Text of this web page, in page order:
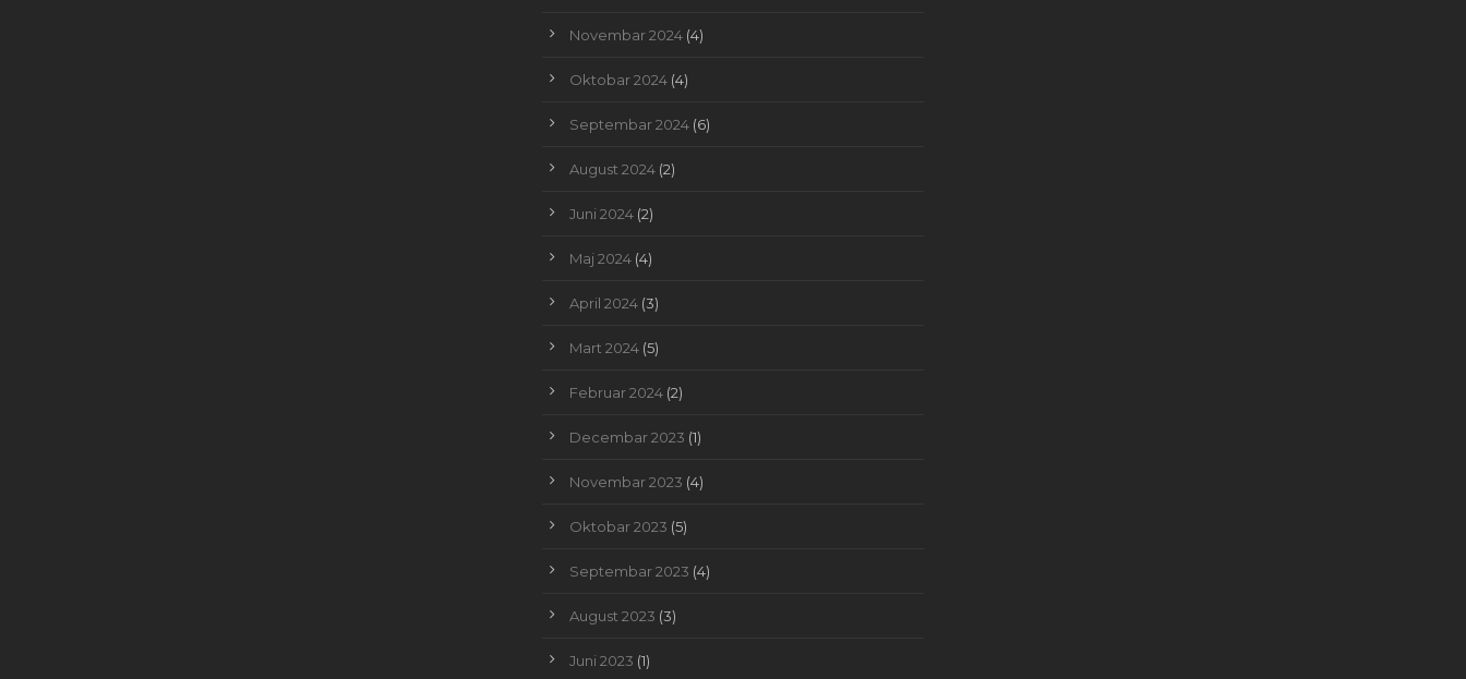
Novembar 2024(4)
Oktobar 2024(4)
Septembar 2024(6)
August 2024(2)
Juni 2024(2)
Maj 2024(4)
April 2024(3)
Mart 2024(5)
Februar 2024(2)
Decembar 2023 (1)
Novembar 2023 (4)
Oktobar 2023 (5)
Septembar 2023 (4)
August 2023 (3)
Juni 2023 (1)